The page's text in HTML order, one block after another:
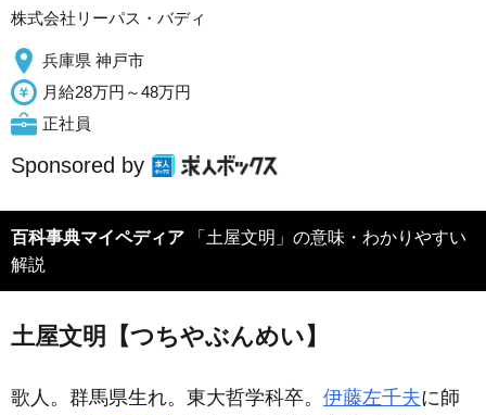
株式会社リーパス・バディ
兵庫県 神戸市
月給28万円～48万円
正社員
Sponsored by
百科事典マイペディア 「土屋文明」の意味・わかりやすい
解説
土屋文明【つちやぶんめい】
歌人。群馬県生れ。東大哲学科卒。 伊藤左千夫に師